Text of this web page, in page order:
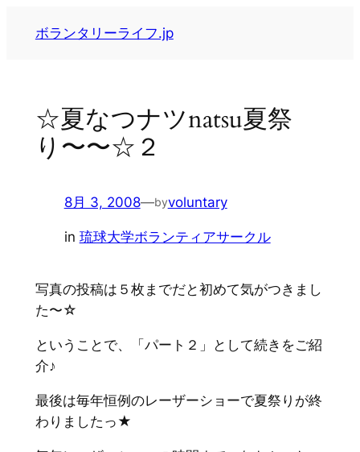
ボランタリーライフ.jp
☆夏なつナツnatsu夏祭
り〜〜☆２
8月 3, 2008—byvoluntary
in 琉球大学ボランティアサークル
写真の投稿は５枚までだと初めて気がつきまし
た〜☆
ということで、「パート２」として続きをご紹
介♪
最後は毎年恒例のレーザーショーで夏祭りが終
わりましたっ★